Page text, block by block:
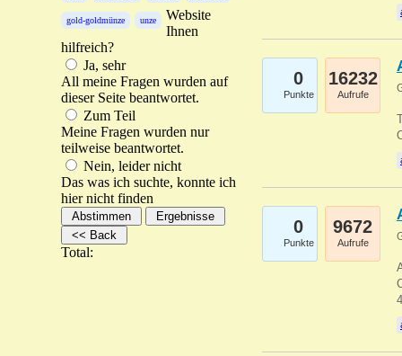
gold-goldmünze unze
Website
Ihnen
hilfreich?
Ja, sehr
All meine Fragen wurden auf
dieser Seite beantwortet.
Zum Teil
Meine Fragen wurden nur
teilweise beantwortet.
Nein, leider nicht
Das was ich suchte, konnte ich
hier nicht finden
Total:
0
Punkte
16232
Aufrufe
0
Punkte
9672
Aufrufe